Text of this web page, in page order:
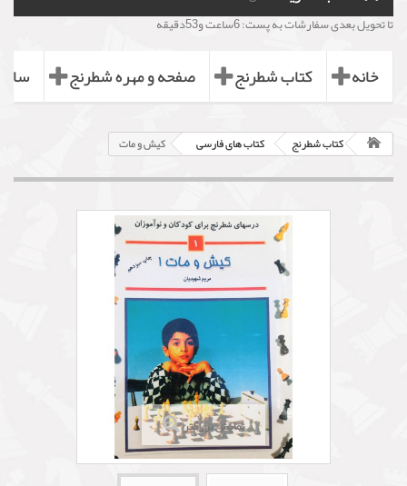
تا تحویل بعدی سفارشات به پست: 6ساعت و53دقیقه
خانه کتاب شطرنج صفحه و مهره شطرنج
کتاب شطرنج کتاب های فارسی کیش و مات
نمایش بزرگتر